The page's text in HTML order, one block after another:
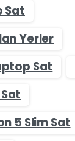
Sat
Yerler
Sat
5 Slim Sat